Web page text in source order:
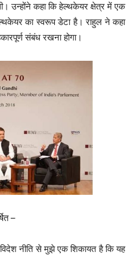
उन्होंने कहा कि हेल्थकेयर क्षेत्र में एक
का स्वरूप डेटा है। राहुल ने कहा
संबंध रखना होगा।
–
नीति से मुझे एक शिकायत है कि यह